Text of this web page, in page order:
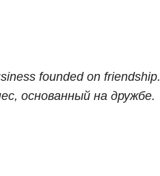
founded on friendship.
основанный на дружбе.